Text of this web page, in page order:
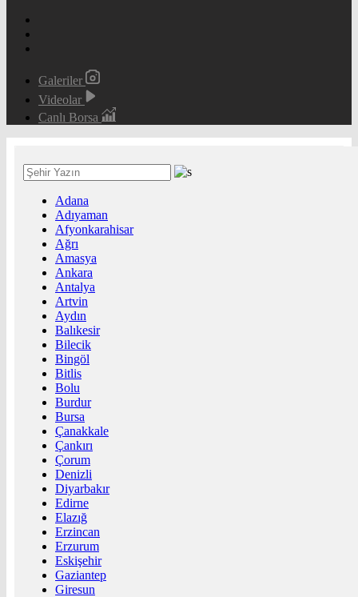
Galeriler
Videolar
Canlı Borsa
Adana
Adıyaman
Afyonkarahisar
Ağrı
Amasya
Ankara
Antalya
Artvin
Aydın
Balıkesir
Bilecik
Bingöl
Bitlis
Bolu
Burdur
Bursa
Çanakkale
Çankırı
Çorum
Denizli
Diyarbakır
Edirne
Elazığ
Erzincan
Erzurum
Eskişehir
Gaziantep
Giresun